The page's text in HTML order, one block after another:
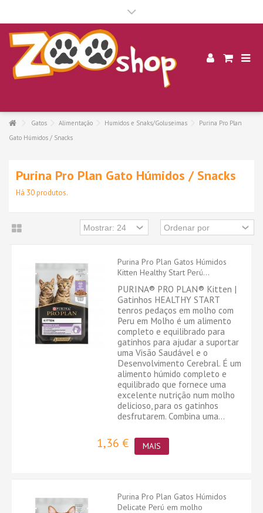
Gatos Alimentação Humidos e Snaks/Goluseimas
Purina Pro Plan
Gato Húmidos / Snacks
Purina Pro Plan Gato Húmidos / Snacks
Há 30 produtos.
Purina Pro Plan Gatos Húmidos
Kitten Healthy Start Perú...
PURINA® PRO PLAN® Kitten |
Gatinhos HEALTHY START
tenros pedaços em molho com
Peru em Molho é um alimento
completo e equilibrado para
gatinhos para ajudar a suportar
uma Visão Saudável e o
Desenvolvimento Cerebral. É um
alimento húmido completo e
equilibrado que fornece uma
excelente nutrição num molho
delicioso, para os gatinhos
desfrutarem. Combina uma...
1,36 € MAIS
Purina Pro Plan Gatos Húmidos
Delicate Perú em molho